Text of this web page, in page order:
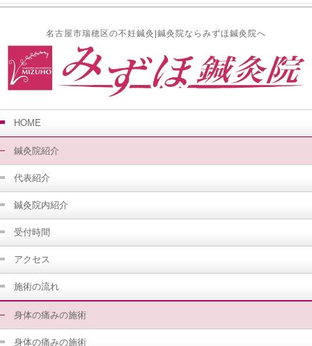
名古屋市瑞穂区の不妊鍼灸|鍼灸院ならみずほ鍼灸院へ
HOME
鍼灸院紹介
代表紹介
鍼灸院内紹介
受付時間
アクセス
施術の流れ
身体の痛みの施術
身体の痛みの施術